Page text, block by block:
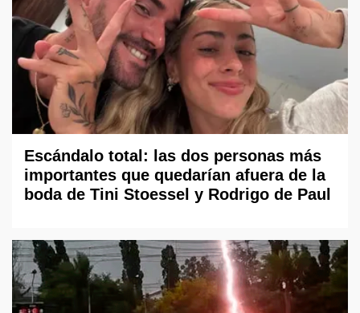
Escándalo total: las dos personas más
importantes que quedarían afuera de la
boda de Tini Stoessel y Rodrigo de Paul